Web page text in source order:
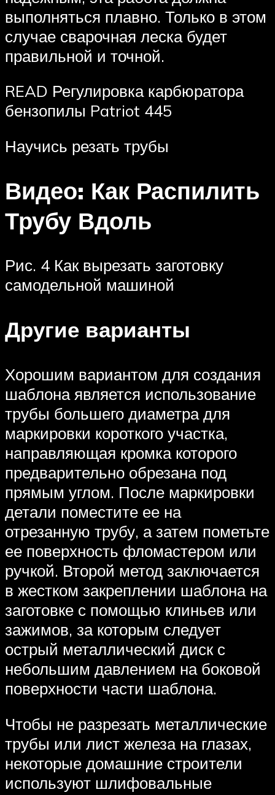
выполняться плавно. Только в этом
случае сварочная леска будет
правильной и точной.
READ Регулировка карбюратора
бензопилы Patriot 445
Научись резать трубы
Видео: Как Распилить
Трубу Вдоль
Рис. 4 Как вырезать заготовку
самодельной машиной
Другие варианты
Хорошим вариантом для создания
шаблона является использование
трубы большего диаметра для
маркировки короткого участка,
направляющая кромка которого
предварительно обрезана под
прямым углом. После маркировки
детали поместите ее на
отрезанную трубу, а затем пометьте
ее поверхность фломастером или
ручкой. Второй метод заключается
в жестком закреплении шаблона на
заготовке с помощью клиньев или
зажимов, за которым следует
острый металлический диск с
небольшим давлением на боковой
поверхности части шаблона.
Чтобы не разрезать металлические
трубы или лист железа на глазах,
некоторые домашние строители
используют шлифовальные